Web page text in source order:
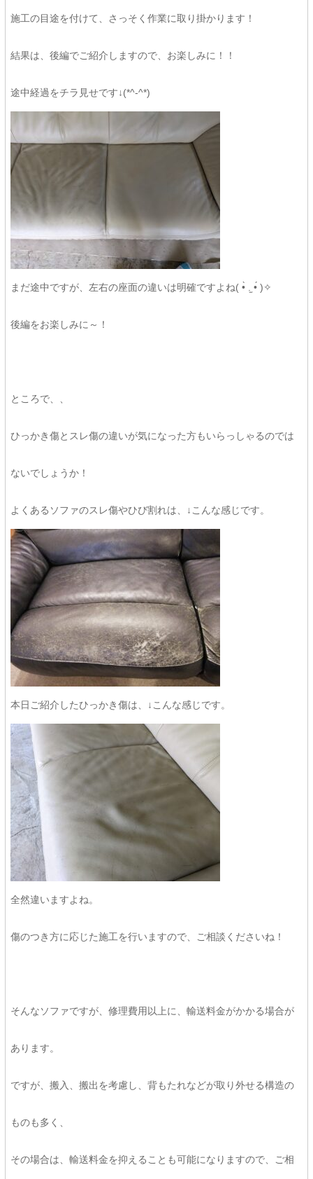
施工の目途を付けて、さっそく作業に取り掛かります！
結果は、後編でご紹介しますので、お楽しみに！！
途中経過をチラ見せです↓(*^-^*)
まだ途中ですが、左右の座面の違いは明確ですよね( •̀ .̫ •́ )✧
後編をお楽しみに～！
ところで、、
ひっかき傷とスレ傷の違いが気になった方もいらっしゃるのでは
ないでしょうか！
よくあるソファのスレ傷やひび割れは、↓こんな感じです。
本日ご紹介したひっかき傷は、↓こんな感じです。
全然違いますよね。
傷のつき方に応じた施工を行いますので、ご相談くださいね！
そんなソファですが、修理費用以上に、輸送料金がかかる場合が
あります。
ですが、搬入、搬出を考慮し、背もたれなどが取り外せる構造の
ものも多く、
その場合は、輸送料金を抑えることも可能になりますので、ご相